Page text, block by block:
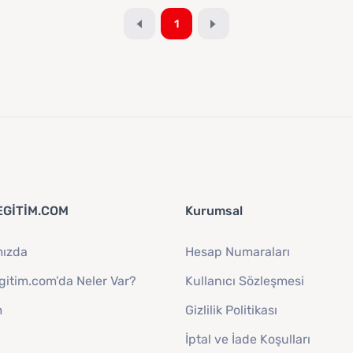
1
Neler Var?
Kurumsal
Hesap Numaraları
Kullanıcı Sözleşmesi
Gizlilik Politikası
İptal ve İade Koşulları